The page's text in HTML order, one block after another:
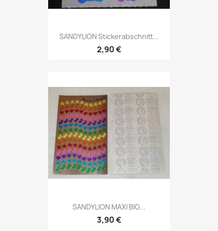
SANDYLION Stickerabschnitt...
2,90 €
SANDYLION MAXI BIG...
3,90 €